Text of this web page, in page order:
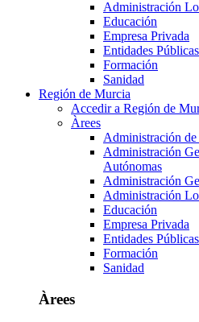
Administración
Educación
Empresa Privada
Entidades
Formación
Sanidad
Región de Murcia
Accedir a Región de
Àrees
Administración de
Administración
Autónomas
Administración
Administración
Educación
Empresa Privada
Entidades
Formación
Sanidad
Àrees